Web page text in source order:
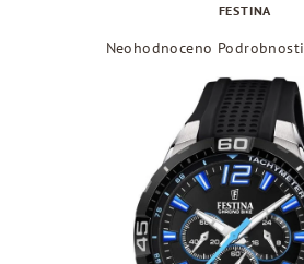
FESTINA
Průměrné
hvězdiček.
Neohodnoceno